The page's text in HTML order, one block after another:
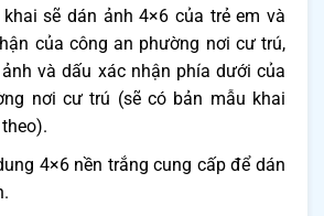
sẽ dán ảnh 4×6 của trẻ em và
của công an phường nơi cư trú,
và dấu xác nhận phía dưới của
nơi cư trú (sẽ có bản mẫu khai
4×6 nền trắng cung cấp để dán